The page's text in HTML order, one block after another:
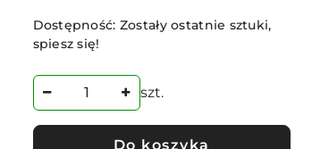
Dostępność: Zostały ostatnie sztuki,
spiesz się!
szt.
Do koszyka